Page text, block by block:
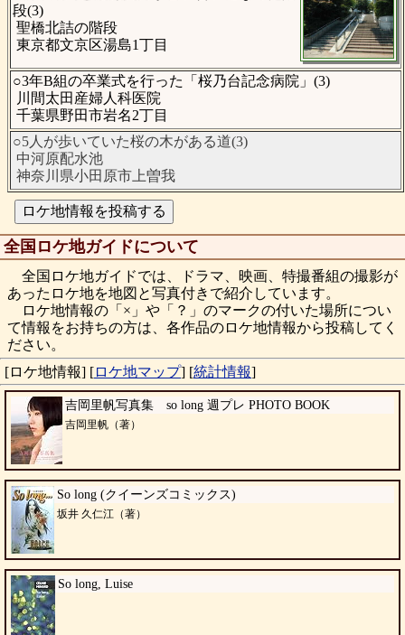
段(3)
聖橋北詰の階段
東京都文京区湯島1丁目
○3年B組の卒業式を行った「桜乃台記念病院」(3)
川間太田産婦人科医院
千葉県野田市岩名2丁目
○5人が歩いていた桜の木がある道(3)
中河原配水池
神奈川県小田原市上曽我
全国ロケ地ガイドについて
全国ロケ地ガイドでは、ドラマ、映画、特撮番組の撮影が
あったロケ地を地図と写真付きで紹介しています。
ロケ地情報の「×」や「？」のマークの付いた場所につい
て情報をお持ちの方は、各作品のロケ地情報から投稿してく
ださい。
[ロケ地情報] [ロケ地マップ] [統計情報]
吉岡里帆写真集 so long 週プレ PHOTO BOOK
吉岡里帆（著）
So long (クイーンズコミックス)
坂井 久仁江（著）
So long, Luise